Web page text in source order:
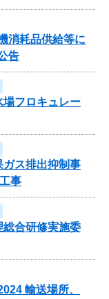
消耗品供給等に
告
場フロキュレー
ガス排出抑制事
事
総合研修実施委
輸送場所、